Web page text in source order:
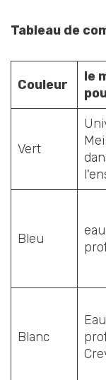
Tableau de
Couleur
le
Vert
Bleu
Blanc